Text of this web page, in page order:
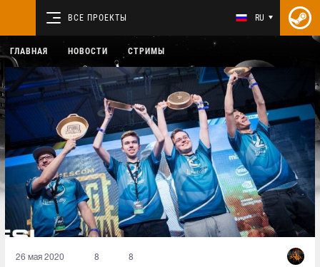
ВСЕ ПРОЕКТЫ RU
ГЛАВНАЯ НОВОСТИ СТРИМЫ
26 мая 2020 8 8